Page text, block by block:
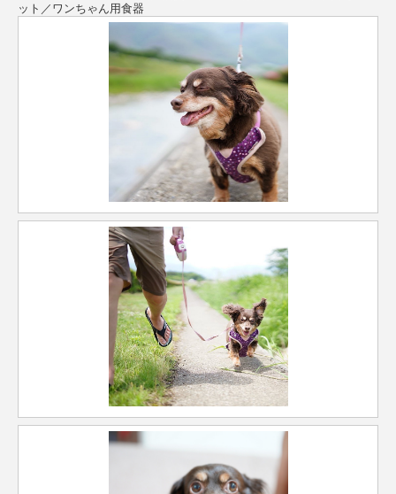
ット／ワンちゃん用食器